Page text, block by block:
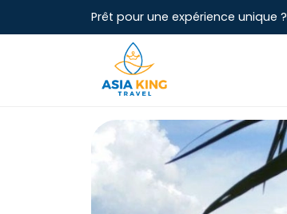
Prêt pour une expérience unique ?